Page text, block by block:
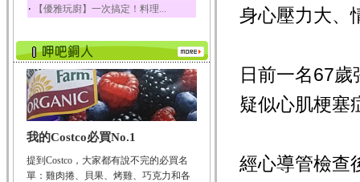
迷迭香
酸、迷迭香酸、植物...
咖啡
咖啡中的咖啡因會刺激
中樞神經系統，特別...
椰子
椰子含有糖類、脂肪、
荔枝
‧ 【優雅玩廚】一次搞定！料理...
我的Costco必買No.1
提到Costco，大家都有說不完的必買名
單：雞肉捲、貝果、烤雞、巧克力和各
身心壓力大、
日前一名67
疑似心肌梗塞
經心導管檢查